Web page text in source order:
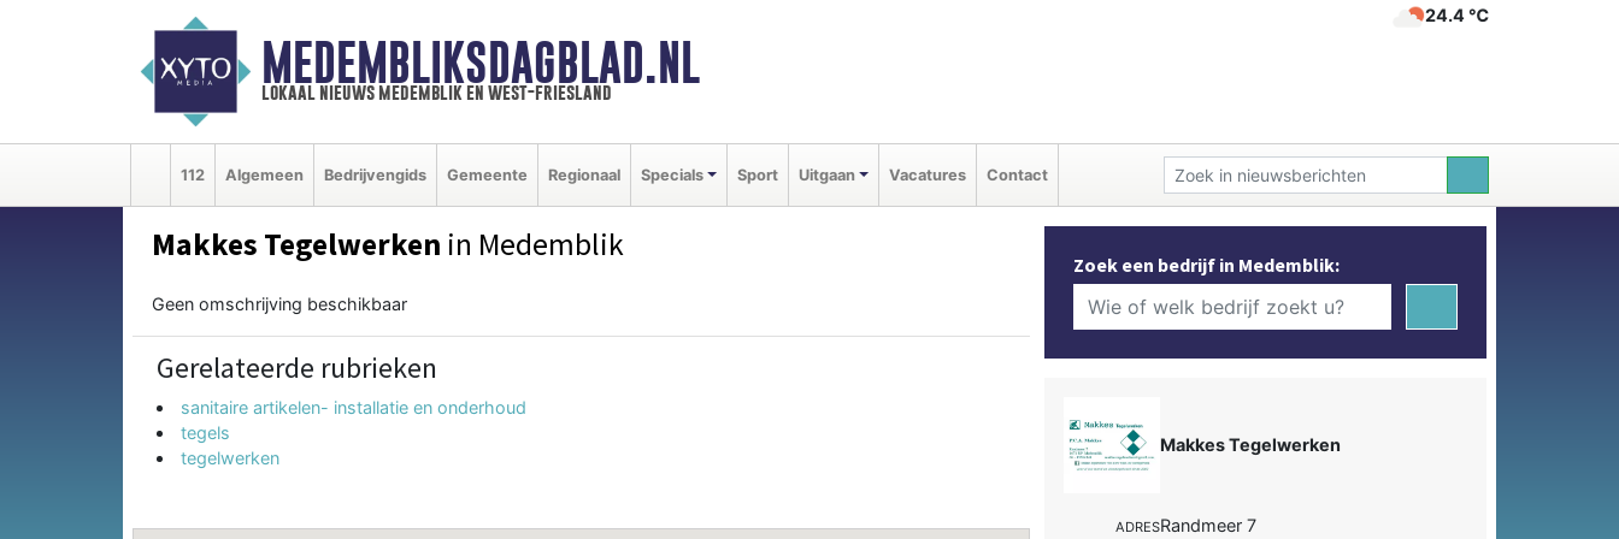
MEDEMBLIKSDAGBLAD.NL
lokaal nieuws medemblik en west-friesland
24.4 ℃
112 Algemeen Bedrijvengids Gemeente Regionaal Specials Sport Uitgaan Vacatures Contact
Makkes Tegelwerken in Medemblik
Geen omschrijving beschikbaar
Gerelateerde rubrieken
sanitaire artikelen- installatie en onderhoud
tegels
tegelwerken
Zoek een bedrijf in Medemblik:
Makkes Tegelwerken
ADRESRandmeer 7